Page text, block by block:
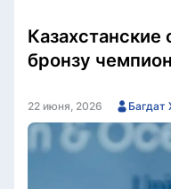
Спорт
Разное
Видео
Этический кодекс
Казахстанские
бронзу
22 июня, 2026 Багдат